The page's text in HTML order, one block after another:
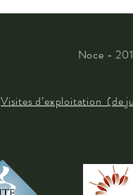
Noce -
Visites d’exploitation (de